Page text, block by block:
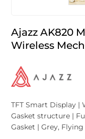
Ajazz AK820
Wireless
TFT Smart Display |
Gasket structure |
Gasket | Grey,